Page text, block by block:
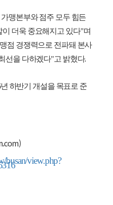
맹본부와 점주 모두 힘든
더욱 중요해지고 있다"며
점 경쟁력으로 전파돼 본사
선을 다하겠다"고 밝혔다.
하반기 개설을 목표로 준
busan/view.php?